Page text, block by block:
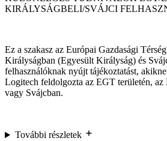
KIRÁLYSÁGBELI/SVÁJCI
Ez a szakasz az Európai Gazdasági
Királyságban (Egyesült Királyság) és
felhasználóknak nyújt tájékoztatást,
Logitech feldolgozta az EGT területén, az
vagy Svájcban.
További részletek